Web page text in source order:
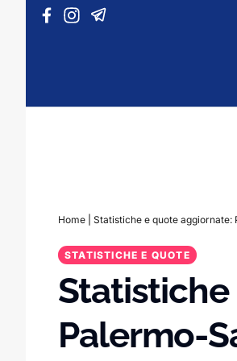
Vai al contenuto
Home Statistiche e quote
STATISTICHE E QUOTE
Palermo-